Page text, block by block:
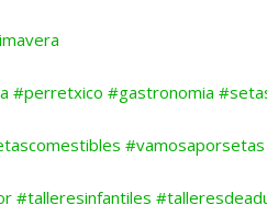
#perretxico #gastronomia
#vamosaporsetas
#talleresinfantiles